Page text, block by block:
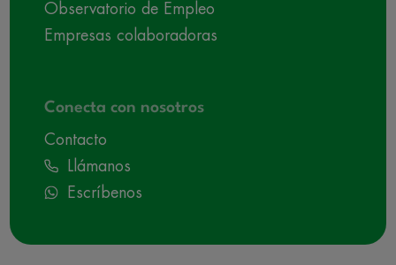
Observatorio de Empleo
Empresas colaboradoras
Conecta con nosotros
Contacto
Llámanos
Escríbenos